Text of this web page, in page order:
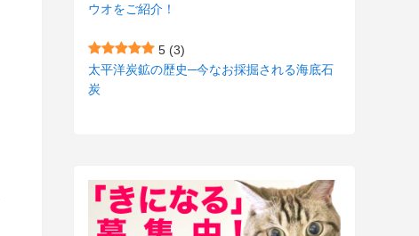
(52)
(3)
(2)
(1)
ウオをご紹介！
5 (3)
太平洋炭鉱の歴史─今なお採掘される海底石
炭